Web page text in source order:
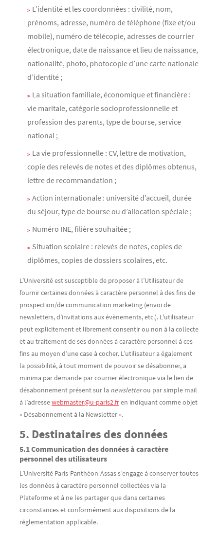
L’identité et les coordonnées : civilité, nom,
prénoms, adresse, numéro de téléphone (fixe et/ou
mobile), numéro de télécopie, adresses de courrier
électronique, date de naissance et lieu de naissance,
nationalité, photo, photocopie d’une carte nationale
d’identité ;
La situation familiale, économique et financière :
vie maritale, catégorie socioprofessionnelle et
profession des parents, type de bourse, service
national ;
La vie professionnelle : CV, lettre de motivation,
copie des relevés de notes et des diplômes obtenus,
lettre de recommandation ;
Action internationale : université d’accueil, durée
du séjour, type de bourse ou d’allocation spéciale ;
Numéro INE, filière souhaitée ;
Situation scolaire : relevés de notes, copies de
diplômes, copies de dossiers scolaires, etc.
L’Université est susceptible de proposer à l’Utilisateur de
fournir certaines données à caractère personnel à des fins de
prospection/de communication marketing (envoi de
newsletters, d’invitations aux évènements, etc.). L'utilisateur
peut explicitement et librement consentir ou non à la collecte
et au traitement de ses données à caractère personnel à ces
fins au moyen d’une case à cocher. L’utilisateur a également
la possibilité, à tout moment de pouvoir se désabonner, a
minima par demande par courrier électronique via le lien de
désabonnement présent sur la newsletterou par simple mail
à l’adressewebmaster@u-paris2.fren indiquant comme objet
« Désabonnement à la Newsletter ».
5. Destinataires des données
5.1 Communication des données à caractère
personnel des utilisateurs
L’Université Paris-Panthéon-Assas s’engage à conserver toutes
les données à caractère personnel collectées via la
Plateforme et à ne les partager que dans certaines
circonstances et conformément aux dispositions de la
réglementation applicable.